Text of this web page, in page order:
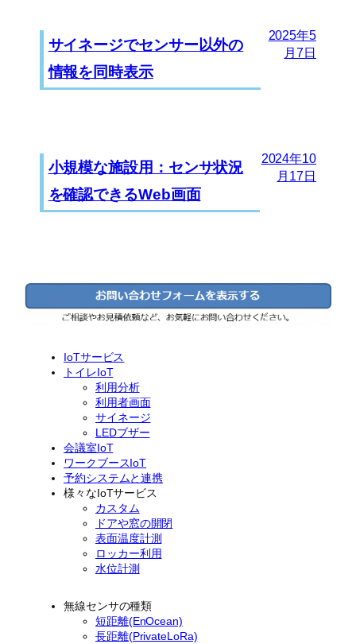
サイネージでセンサー以外の
情報を同時表示
2025年5
月7日
小規模な施設用：センサ状況
を確認できるWeb画面
2024年10
月17日
IoTサービス
トイレIoT
利用分析
利用者画面
サイネージ
LEDブザー
会議室IoT
ワークブースIoT
予約システムと連携
様々なIoTサービス
カスタム
ドアや窓の開閉
表面温度計測
ロッカー利用
水位計測
無線センサの種類
短距離(EnOcean)
長距離(PrivateLoRa)